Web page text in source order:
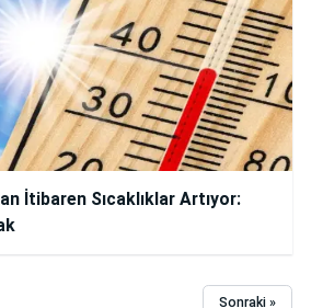
İtibaren Sıcaklıklar Artıyor:
Sonraki »